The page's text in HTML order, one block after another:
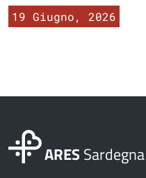
19 Giugno, 2026
ARESSardegna